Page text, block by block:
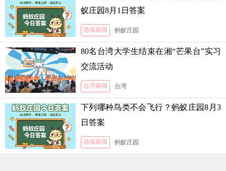
蚁庄园8月1日答案
游戏新闻 蚂蚁庄园
80名台湾大学生结束在湘“芒果台”实习
交流活动
台湾新闻 台湾
下列哪种鸟类不会飞行？蚂蚁庄园8月3
日答案
游戏新闻 蚂蚁庄园